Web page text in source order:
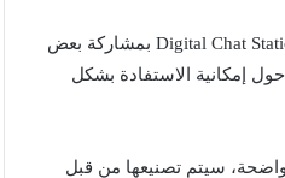
وفي الآونة الأخيرة، قام أحد المسربين الموثوق بهم والذي يستخدم الاسم المستعار Digital Chat Station بمشاركة بعض
إمكانية الاستفادة بشكل
سيتم تصنيعها من قبل